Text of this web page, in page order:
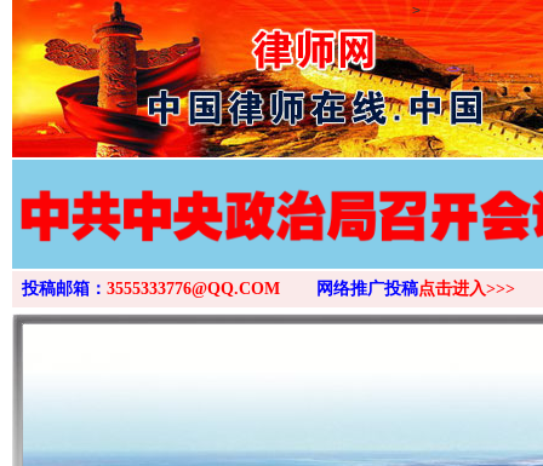
>
投稿邮箱： 3555333776@QQ.COM 网络推广投稿点击进入>>>